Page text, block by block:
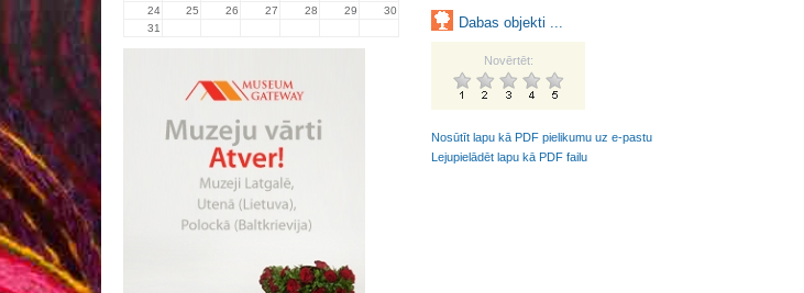
24
25 26 27 28 29
30
31
Dabas objekti ...
Novērtēt:
Nosūtīt lapu kā PDF pielikumu uz e-pastu
Lejupielādēt lapu kā PDF failu